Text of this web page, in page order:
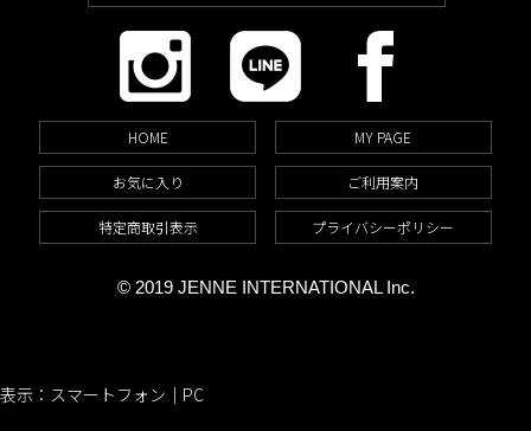
HOME MY PAGE
お気に入り ご利用案内
特定商取引表示 プライバシーポリシー
© 2019 JENNE INTERNATIONAL Inc.
表示：スマートフォン｜ PC